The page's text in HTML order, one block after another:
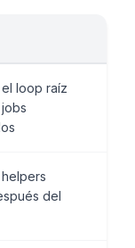
loop raíz
del